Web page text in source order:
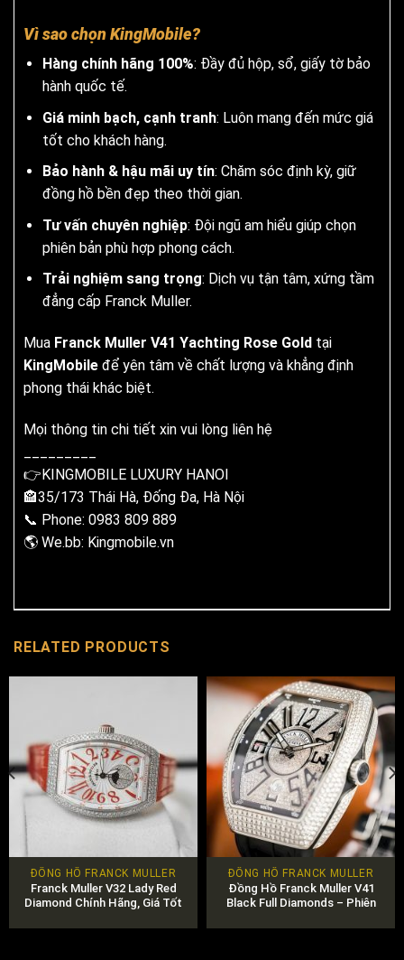
Vì sao chọn KingMobile?
Hàng chính hãng 100%: Đầy đủ hộp, sổ, giấy tờ bảo
hành quốc tế.
Giá minh bạch, cạnh tranh: Luôn mang đến mức giá
tốt cho khách hàng.
Bảo hành & hậu mãi uy tín: Chăm sóc định kỳ, giữ
đồng hồ bền đẹp theo thời gian.
Tư vấn chuyên nghiệp: Đội ngũ am hiểu giúp chọn
phiên bản phù hợp phong cách.
Trải nghiệm sang trọng: Dịch vụ tận tâm, xứng tầm
đẳng cấp Franck Muller.
Mua Franck Muller V41 Yachting Rose Gold tại
KingMobile để yên tâm về chất lượng và khẳng định
phong thái khác biệt.
Mọi thông tin chi tiết xin vui lòng liên hệ
👉KINGMOBILE LUXURY HANOI
🏤35/173 Thái Hà, Đống Đa, Hà Nội
📞 Phone: 0983 809 889
🌎 We.bb: Kingmobile.vn
RELATED PRODUCTS
ĐỒNG HỒ FRANCK MULLER
Franck Muller V32 Lady Red
Diamond Chính Hãng, Giá Tốt
ĐỒNG HỒ FRANCK MULLER
Đồng Hồ Franck Muller V41
Black Full Diamonds – Phiên
Tế